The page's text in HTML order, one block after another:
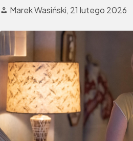
Marek Wasiński, 21 lutego 2026